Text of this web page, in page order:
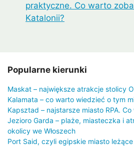
praktyczne. Co warto
Katalonii?
Popularne kierunki
Maskat – największe atrakcje stolicy
Kalamata – co warto wiedzieć o tym
Kapsztad – najstarsze miasto RPA.
Jezioro Garda – plaże, miasteczka i
okolicy we Włoszech
Port Said, czyli egipskie miasto leżące